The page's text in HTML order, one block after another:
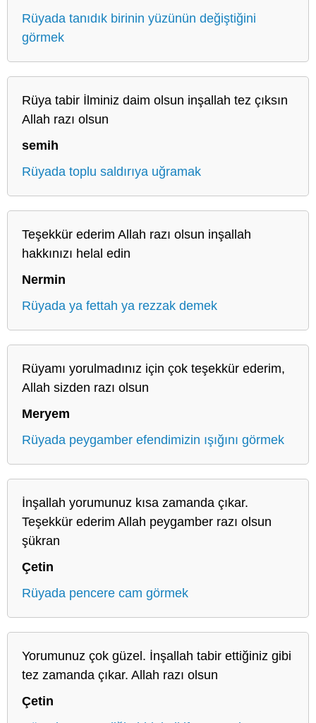
Rüyada tanıdık birinin yüzünün değiştiğini
görmek
Rüya tabir İlminiz daim olsun inşallah tez çıksın
Allah razı olsun
semih
Rüyada toplu saldırıya uğramak
Teşekkür ederim Allah razı olsun inşallah
hakkınızı helal edin
Nermin
Rüyada ya fettah ya rezzak demek
Rüyamı yorulmadınız için çok teşekkür ederim,
Allah sizden razı olsun
Meryem
Rüyada peygamber efendimizin ışığını görmek
İnşallah yorumunuz kısa zamanda çıkar.
Teşekkür ederim Allah peygamber razı olsun
şükran
Çetin
Rüyada pencere cam görmek
Yorumunuz çok güzel. İnşallah tabir ettiğiniz gibi
tez zamanda çıkar. Allah razı olsun
Çetin